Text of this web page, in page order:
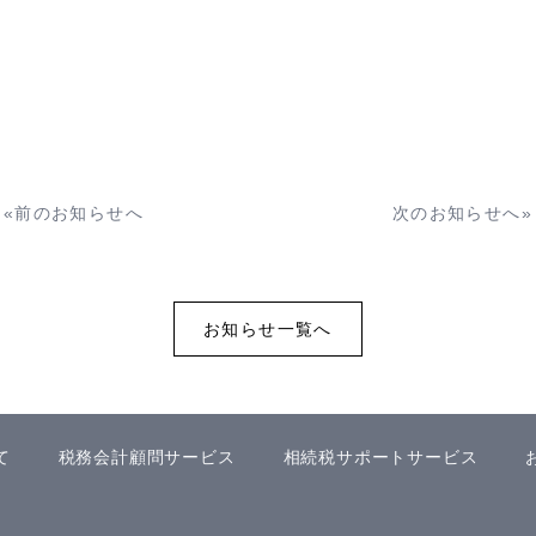
«前のお知らせへ 次のお知らせへ»
お知らせ一覧へ
税務会計顧問サービス 相続税サポートサービス